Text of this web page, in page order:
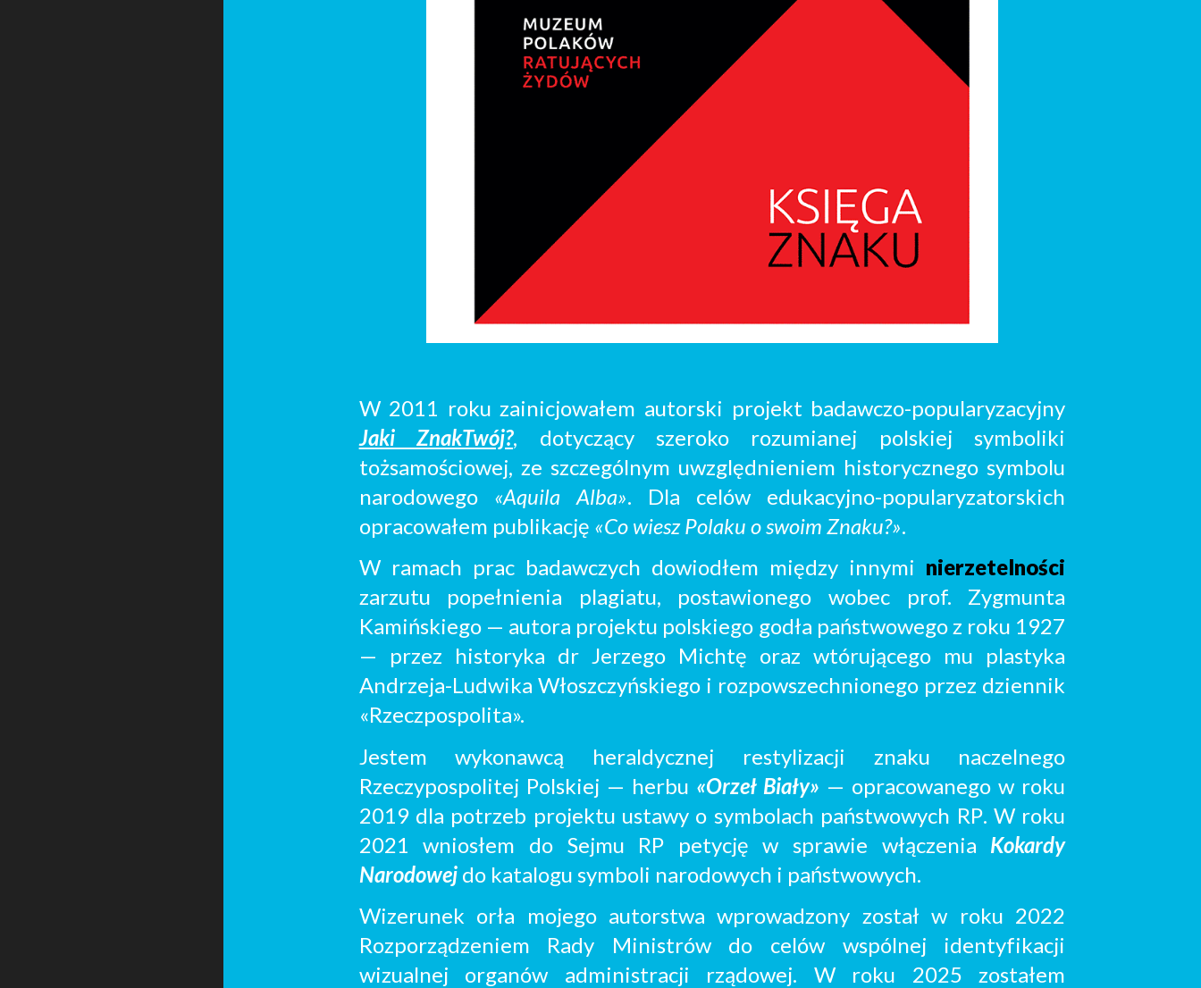
W 2011 roku zainicjowałem autorski projekt badawczo-popularyzacyjny
Jaki ZnakTwój?, dotyczący szeroko rozumianej polskiej symboliki
tożsamościowej, ze szczególnym uwzględnieniem historycznego symbolu
narodowego «Aquila Alba». Dla celów edukacyjno-popularyzatorskich
opracowałem publikację «Co wiesz Polaku o swoim Znaku?».
W ramach prac badawczych dowiodłem między innymi nierzetelności
zarzutu popełnienia plagiatu, postawionegowobec prof. Zygmunta
Kamińskiego — autora projektu polskiego godła państwowego z roku 1927
— przez historyka dr Jerzego Michtę oraz wtórującego mu plastyka
Andrzeja-Ludwika Włoszczyńskiegoi rozpowszechnionego przez dziennik
«Rzeczpospolita».
Jestem
wykonawcą heraldycznej restylizacji znaku naczelnego
Rzeczypospolitej Polskiej — herbu «Orzeł Biały» — opracowanego w roku
2019 dla potrzeb projektu ustawy o symbolach państwowych RP. W roku
2021 wniosłem do Sejmu RP petycję w sprawie włączenia Kokardy
Narodowejdo katalogu symboli narodowych i państwowych.
Wizerunek orła mojego autorstwa wprowadzony został w roku 2022
Rozporządzeniem Rady Ministrów do celów wspólnej identyfikacji
wizualnej organów administracji rządowej. W roku 2025 zostałem